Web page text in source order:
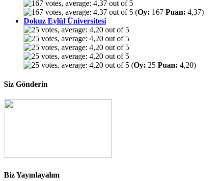
(Oy: 167 Puan: 4,37)
Dokuz Eylül Üniversitesi
(Oy: 25 Puan: 4,20)
Siz Gönderin
Biz Yayınlayalım